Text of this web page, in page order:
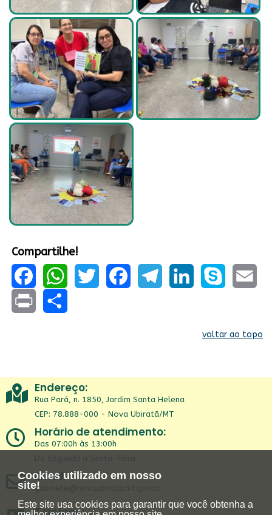
Cookies utilizado em nosso
site!
Este site usa cookies para garantir que você obtenha a
Compartilhe!
FacebookWhatsApp
voltar ao topo
Endereço:
Rua Pará, n. 1850, Jardim Santa Helena
CEP: 78.888-000 - Nova Ubiratã/MT
Horário de atendimento:
Das 07:00h às 13:00h
De Segunda a Sexta-feira
Email:
gabinete@novaubirata.mt.gov.br
Telefone: